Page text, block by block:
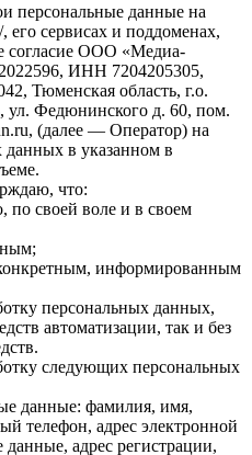
персональные данные на
его сервисах и поддоменах,
согласие ООО «Медиа-
ИНН 7204205305,
Тюменская область, г.о.
ул. Федюнинского д. 60, пом.
(далее — Оператор) на
данных в указанном в
что:
по своей воле и в своем
конкретным, информированным
персональных данных,
автоматизации, так и без
следующих персональных
данные: фамилия, имя,
телефон, адрес электронной
адрес регистрации,